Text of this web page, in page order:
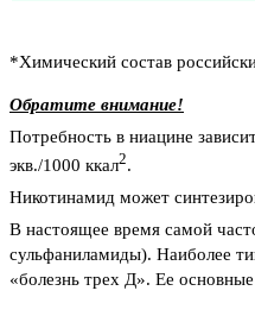
*Химический состав
Обратите внимание!
Потребность в ниацине
экв./1000 ккал2.
Никотинамид может
В настоящее время самой
сульфаниламиды). Наиболее
«болезнь трех Д». Ее